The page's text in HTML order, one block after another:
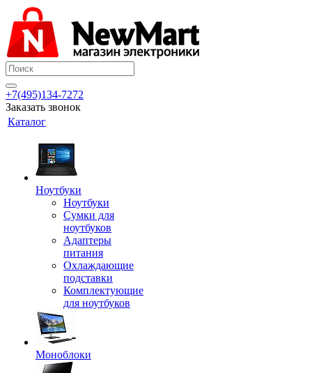
+7(495)134-7272
Заказать звонок
Каталог
Ноутбуки
Ноутбуки
Сумки для
ноутбуков
Адаптеры
питания
Охлаждающие
подставки
Комплектующие
для ноутбуков
Моноблоки